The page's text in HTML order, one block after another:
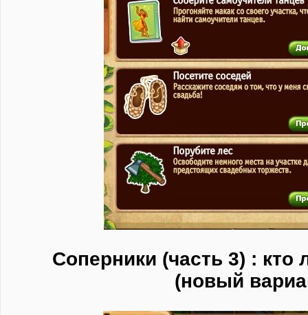
Соперники (часть 3) : кто
(новый